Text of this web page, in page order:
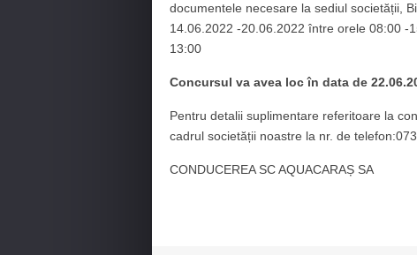
documentele necesare la sediul societății,
14.06.2022 -20.06.2022 între orele 08:00
13:00
Concursul va avea loc în data de
Pentru detalii suplimentare referitoare la
cadrul societății noastre la nr. de
CONDUCEREA SC AQUACARAȘ SA